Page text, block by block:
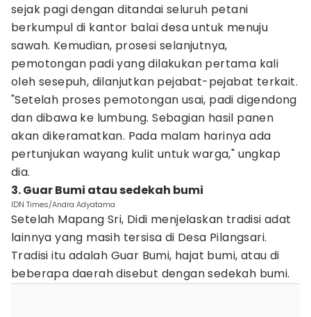
sejak pagi dengan ditandai seluruh petani
berkumpul di kantor balai desa untuk menuju
sawah. Kemudian, prosesi selanjutnya,
pemotongan padi yang dilakukan pertama kali
oleh sesepuh, dilanjutkan pejabat-pejabat terkait.
"Setelah proses pemotongan usai, padi digendong
dan dibawa ke lumbung. Sebagian hasil panen
akan dikeramatkan. Pada malam harinya ada
pertunjukan wayang kulit untuk warga," ungkap
dia.
3. Guar Bumi atau sedekah bumi
IDN Times/Andra Adyatama
Setelah Mapang Sri, Didi menjelaskan tradisi adat
lainnya yang masih tersisa di Desa Pilangsari.
Tradisi itu adalah Guar Bumi, hajat bumi, atau di
beberapa daerah disebut dengan sedekah bumi.